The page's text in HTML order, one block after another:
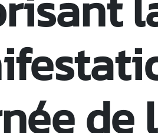
de